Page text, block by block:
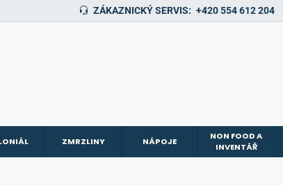
ZÁKAZNICKÝ SERVIS: +420 554 612 204
ZMRZLINY NÁPOJE
NON FOOD A
INVENTÁŘ